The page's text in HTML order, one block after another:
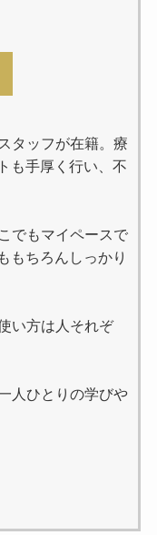
タッフが在籍。療
も手厚く行い、不
でもマイペースで
もちろんしっかり
い方は人それぞ
人ひとりの学びや